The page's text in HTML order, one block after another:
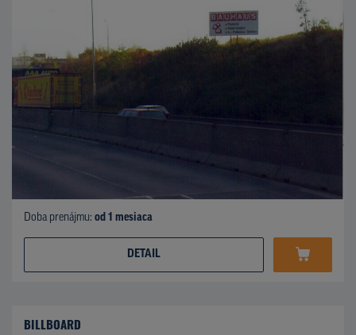
Doba prenájmu: od 1 mesiaca
DETAIL
BILLBOARD